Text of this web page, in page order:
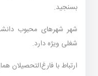
بسنجید.
شهر شهرهای محبوب
شغلی ویژه دارد.
ارتباط با فارغ‌التحصیلان